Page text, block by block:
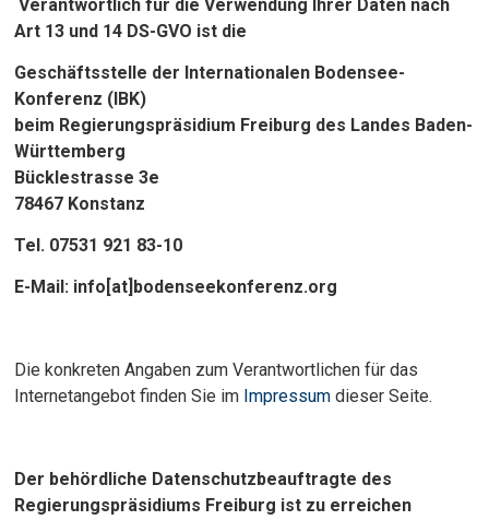
Verantwortlich für die Verwendung Ihrer Daten nach
Art 13 und 14 DS-GVO ist die
Geschäftsstelle der Internationalen Bodensee-
Konferenz (IBK)
beim Regierungspräsidium Freiburg des Landes Baden-
Württemberg
Bücklestrasse 3e
78467 Konstanz
Tel. 07531 921 83-10
E-Mail: info[at]bodenseekonferenz.org
Die konkreten Angaben zum Verantwortlichen für das
Internetangebot finden Sie im Impressum dieser Seite.
Der behördliche Datenschutzbeauftragte des
Regierungspräsidiums Freiburg ist zu erreichen